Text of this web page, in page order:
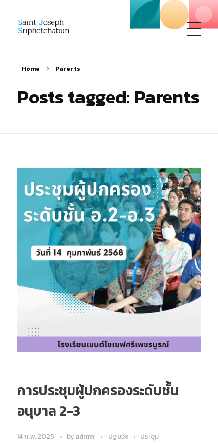
Home Parents
Posts tagged: Parents
การประชุมผู้ปกครองระดับชั้น
อนุบาล 2-3
14 ก.พ. 2025 byadmin ปฐมวัย ประชุม